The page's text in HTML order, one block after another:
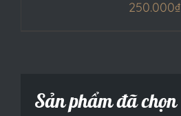
250.000₫
Sản phẩm đã chọn